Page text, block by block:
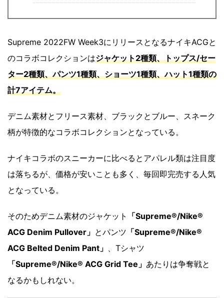
Supreme 2022FW Week3にリリースとなるナイキACGと
のコラボコレクションはジャケット2種類、トップス/セー
ター2種類、パンツ1種類、ショーツ1種類、ハット1種類の
計7アイテム。
デニム素材とフリース素材、ブラックとブルー、スネーク
柄が特徴的なコラボコレクションとなっている。
ナイキコラボのスニーカーに比べるとアパレル類は注目度
は落ちるが、価格が安いことも多く、毎回即完売する人気
となっている。
そのためデニム素材のジャケット
「Supreme®/Nike®
ACG Denim Pullover」 とパンツ 「Supreme®/Nike®
ACG Belted Denim Pant」 、Tシャツ
「Supreme®/Nike® ACG Grid Tee」 あたりは争奪戦と
なるかもしれない。